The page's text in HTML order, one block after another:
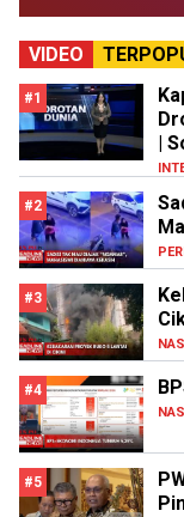
VIDEO
#1
|
#2
#3
#4
#5